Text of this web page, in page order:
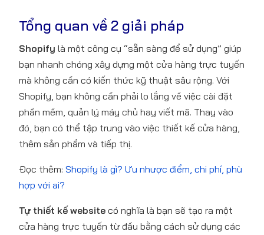
Tổng quan về 2 giải pháp
Shopify là một công cụ “sẵn sàng để sử dụng” giúp
bạn nhanh chóng xây dựng một cửa hàng trực tuyến
mà không cần có kiến thức kỹ thuật sâu rộng. Với
Shopify, bạn không cần phải lo lắng về việc cài đặt
phần mềm, quản lý máy chủ hay viết mã. Thay vào
đó, bạn có thể tập trung vào việc thiết kế cửa hàng,
thêm sản phẩm và tiếp thị.
Đọc thêm: Shopify là gì? Ưu nhược điểm, chi phí, phù
hợp với ai?
Tự thiết kế website có nghĩa là bạn sẽ tạo ra một
cửa hàng trực tuyến từ đầu bằng cách sử dụng các